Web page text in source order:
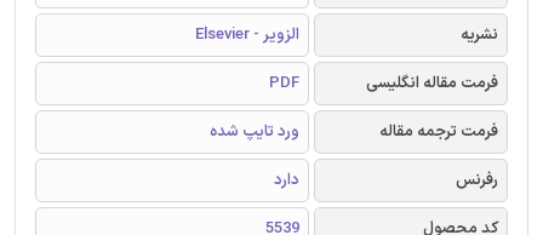
نشریه
الزویر - Elsevier
فرمت مقاله انگلیسی
PDF
فرمت ترجمه مقاله
ورد تایپ شده
رفرنس
دارد
کد محصول
5539